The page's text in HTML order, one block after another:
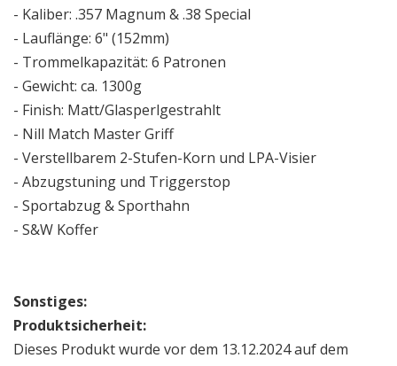
- Kaliber: .357 Magnum & .38 Special
- Lauflänge: 6" (152mm)
- Trommelkapazität: 6 Patronen
- Gewicht: ca. 1300g
- Finish: Matt/Glasperlgestrahlt
- Nill Match Master Griff
- Verstellbarem 2-Stufen-Korn und LPA-Visier
- Abzugstuning und Triggerstop
- Sportabzug & Sporthahn
- S&W Koffer
Sonstiges:
Produktsicherheit:
Dieses Produkt wurde vor dem 13.12.2024 auf dem